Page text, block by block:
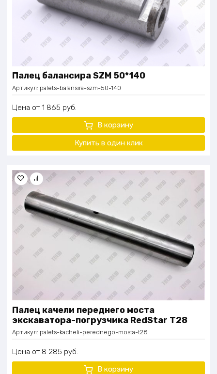
Палец балансира SZM 50*140
Артикул: palets-balansira-szm-50-140
Цена 1 865 руб.
В корзину
Купить в один клик
Палец качели переднего моста
экскаватора-погрузчика RedStar Т28
Артикул: palets-kacheli-perednego-mosta-t28
Цена 8 285 руб.
В корзину